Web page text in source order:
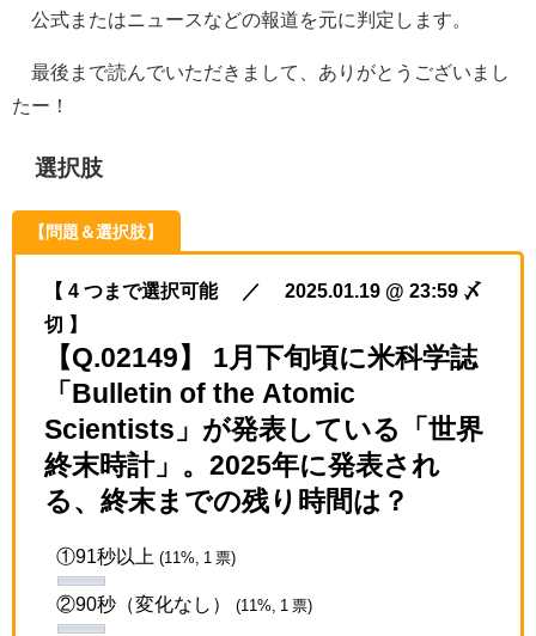
公式またはニュースなどの報道を元に判定します。
最後まで読んでいただきまして、ありがとうございまし
たー！
選択肢
【問題＆選択肢】
【 4 つまで選択可能 ／ 2025.01.19 @ 23:59 〆
切 】
【Q.02149】 1月下旬頃に米科学誌
「Bulletin of the Atomic
Scientists」が発表している「世界
終末時計」。2025年に発表され
る、終末までの残り時間は？
①91秒以上 (11%, 1 票)
②90秒（変化なし） (11%, 1 票)